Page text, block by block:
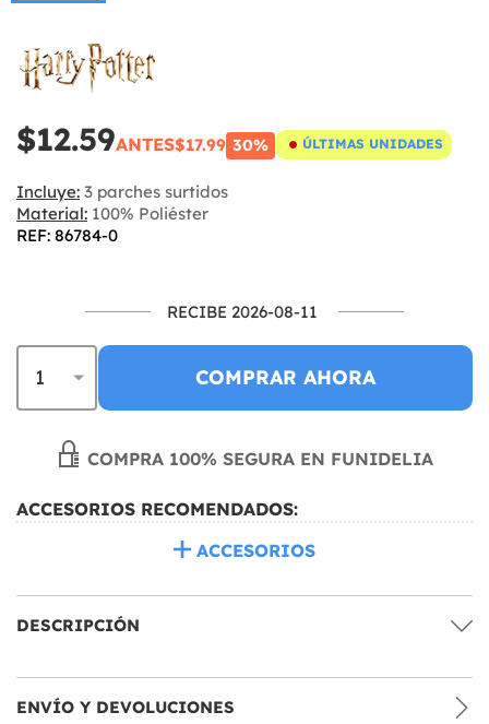
$12.59ANTES$17.99 30% ÚLTIMAS UNIDADES
Incluye: 3 parches surtidos
Material: 100% Poliéster
REF: 86784-0
RECIBE 2026-08-11
COMPRAR AHORA
COMPRA 100% SEGURA EN FUNIDELIA
ACCESORIOS RECOMENDADOS:
ACCESORIOS
DESCRIPCIÓN
ENVÍO Y DEVOLUCIONES